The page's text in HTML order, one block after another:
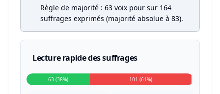
Règle de majorité : 63 voix pour sur 164
suffrages exprimés (majorité absolue à 83).
Lecture rapide des suffrages
63 (38%) 101 (61%)